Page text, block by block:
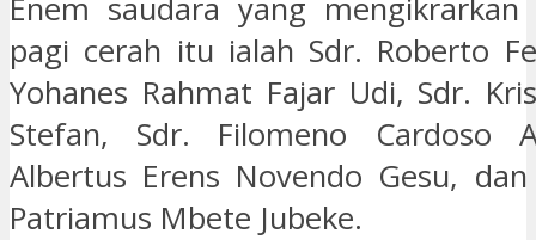
Enem saudara yang
pagi cerah itu ialah Sdr. Roberto
Yohanes Rahmat Fajar Udi, Sdr.
Stefan, Sdr. Filomeno Cardoso
Albertus Erens Novendo Gesu,
Patriamus Mbete Jubeke.